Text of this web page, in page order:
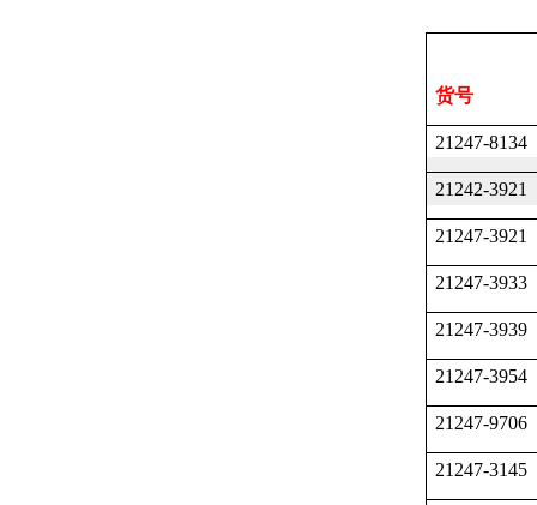
货号
21247-8134
21242-3921
21247-3921
21247-3933
21247-3939
21247-3954
21247-9706
21247-3145